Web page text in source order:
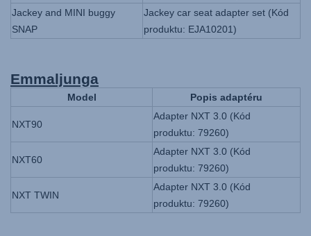
Jackey and MINI buggy
SNAP
Jackey car seat adapter set (Kód
produktu: EJA10201)
Emmaljunga
Model Popis adaptéru
NXT90
Adapter NXT 3.0 (Kód
produktu: 79260)
NXT60
Adapter NXT 3.0 (Kód
produktu: 79260)
NXT TWIN
Adapter NXT 3.0 (Kód
produktu: 79260)